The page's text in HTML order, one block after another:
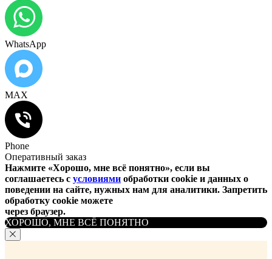
WhatsApp
MAX
Phone
Оперативный заказ
Нажмите «Хорошо, мне всё понятно», если вы
соглашаетесь с условиями обработки cookie и данных о
поведении на сайте, нужных нам для аналитики. Запретить
обработку cookie можете
через браузер.
ХОРОШО, МНЕ ВСЁ ПОНЯТНО